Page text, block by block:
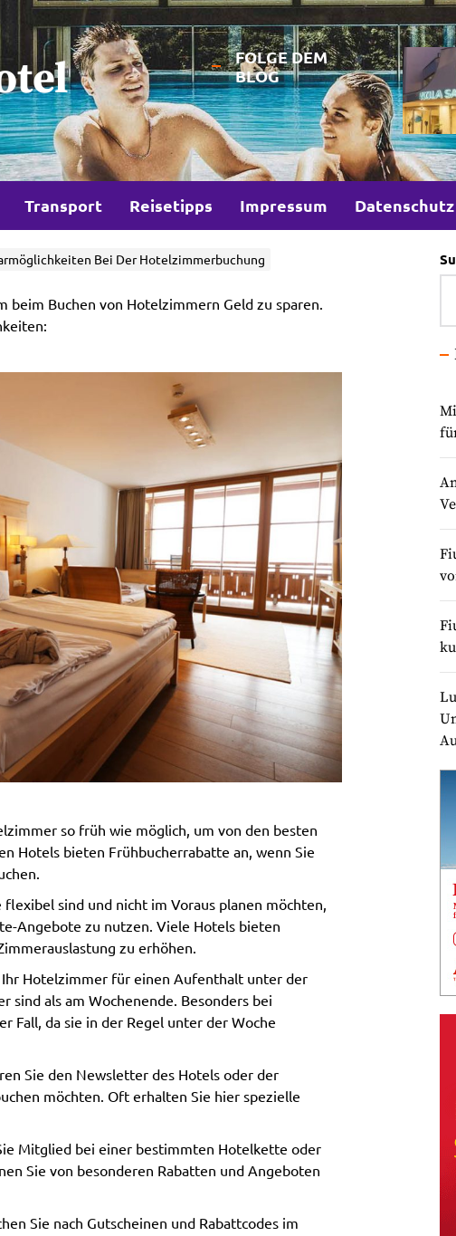
FOLGE DEM
BLOG
Transport Reisetipps Impressum Datenschutz
Bei Der Hotelzimmerbuchung
beim Buchen von Hotelzimmern Geld zu sparen.
so früh wie möglich, um von den besten
Hotels bieten Frühbucherrabatte an, wenn Sie
sind und nicht im Voraus planen möchten,
Angebote zu nutzen. Viele Hotels bieten
zu erhöhen.
Ihr Hotelzimmer für einen Aufenthalt unter der
sind als am Wochenende. Besonders bei
Fall, da sie in der Regel unter der Woche
Sie den Newsletter des Hotels oder der
möchten. Oft erhalten Sie hier spezielle
Mitglied bei einer bestimmten Hotelkette oder
Sie von besonderen Rabatten und Angeboten
Sie nach Gutscheinen und Rabattcodes im